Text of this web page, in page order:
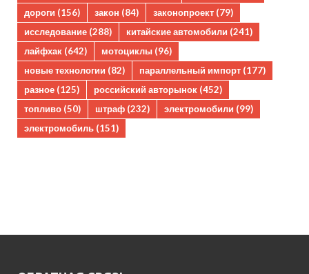
дороги (156) закон (84) законопроект (79)
исследование (288) китайские автомобили (241)
лайфхак (642) мотоциклы (96)
новые технологии (82) параллельный импорт (177)
разное (125) российский авторынок (452)
топливо (50) штраф (232) электромобили (99)
электромобиль (151)